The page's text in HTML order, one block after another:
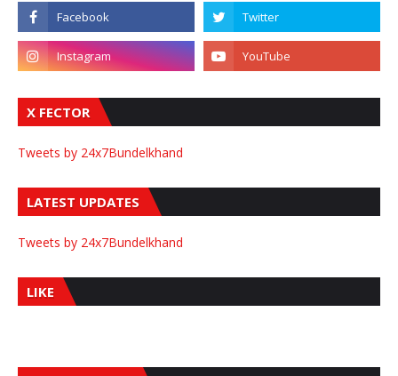
X FECTOR
Tweets by 24x7Bundelkhand
LATEST UPDATES
Tweets by 24x7Bundelkhand
LIKE